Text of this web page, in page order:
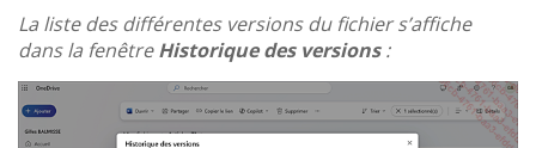
La liste des différentes versions du fichier s’affiche
dans la fenêtreHistorique des versions: